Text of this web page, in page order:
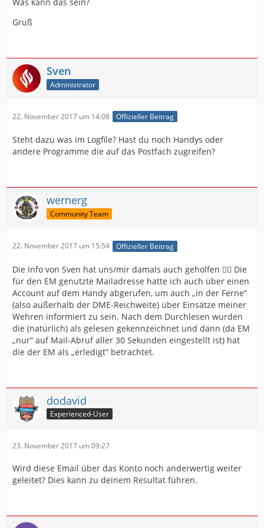
Gruß
Sven
Administrator
22. November 2017 um 14:08 Offizieller Beitrag
Steht dazu was im Logfile? Hast du noch Handys oder
andere Programme die auf das Postfach zugreifen?
wernerg
Community Team
22. November 2017 um 15:54 Offizieller Beitrag
Die Info von Sven hat uns/mir damals auch geholfen 👍🏻 Die
für den EM genutzte Mailadresse hatte ich auch über einen
Account auf dem Handy abgerufen, um auch „in der Ferne“
(also außerhalb der DME-Reichweite) über Einsätze meiner
Wehren informiert zu sein. Nach dem Durchlesen wurden
die (natürlich) als gelesen gekennzeichnet und dann (da EM
„nur“ auf Mail-Abruf aller 30 Sekunden eingestellt ist) hat
die der EM als „erledigt“ betrachtet.
dodavid
Experienced-User
23. November 2017 um 09:27
Wird diese Email über das Konto noch anderwertig weiter
geleitet? Dies kann zu deinem Resultat führen.